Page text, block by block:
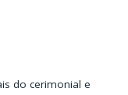
do cerimonial e